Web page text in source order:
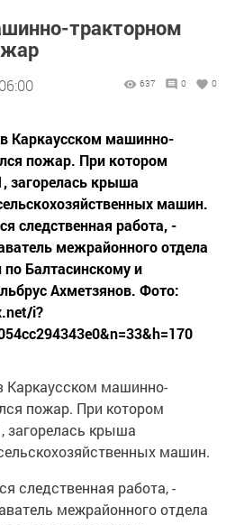
тракторном
637 0 0
Каркаусском машинно-
пожар. При котором
загорелась крыша
машин.
следственная работа, -
межрайонного отдела
по Балтасинскому и
Ахметзянов. Фото:
i?
Каркаусском машинно-
пожар. При котором
загорелась крыша
машин.
следственная работа, -
межрайонного отдела